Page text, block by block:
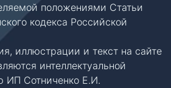
положениями Статьи
кодекса Российской
иллюстрации и текст на сайте
интеллектуальной
ИП Сотниченко Е.И.